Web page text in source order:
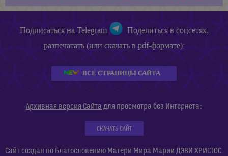
Подписатьсяна Telegram
Поделиться в соцсетях,
разпечатать (или скачать в pdf-формате):
ВСЕ СТРАНИЦЫ САЙТА
Архивная версия Сайта для просмотра без Интернета:
СКАЧАТЬ САЙТ
Сайт создан по Благословению Матери Мира Марии ДЭВИ ХРИСТОС.